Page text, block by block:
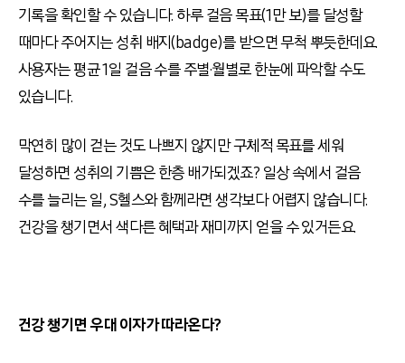
기록을 확인할 수 있습니다. 하루 걸음 목표(1만 보)를 달성할
때마다 주어지는 성취 배지(badge)를 받으면 무척 뿌듯한데요.
사용자는 평균 1일 걸음 수를 주별·월별로 한눈에 파악할 수도
있습니다.
막연히 많이 걷는 것도 나쁘지 않지만 구체적 목표를 세워
달성하면 성취의 기쁨은 한층 배가되겠죠? 일상 속에서 걸음
수를 늘리는 일, S헬스와 함께라면 생각보다 어렵지 않습니다.
건강을 챙기면서 색다른 혜택과 재미까지 얻을 수 있거든요.
건강 챙기면 우대 이자가 따라온다?